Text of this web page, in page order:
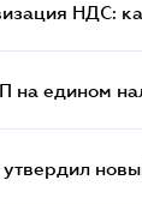
НДС:
на едином